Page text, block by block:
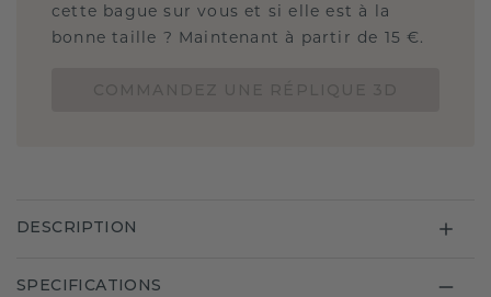
cette bague sur vous et si elle est à la
bonne taille ? Maintenant à partir de 15 €.
DESCRIPTION
SPECIFICATIONS